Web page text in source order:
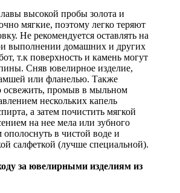
высокой пробы золота и
мягкие, поэтому легко теряют
Не рекомендуется оставлять на
выполнении домашних и других
т.к поверхность и камень могут
Сняв ювелирное изделие,
или фланелью. Также
освежить, промыв в мыльном
нескольких капель
а затем почистить мягкой
на нее мела или зубного
ополоснуть в чистой воде и
салфеткой (лучше специальной).
за ювелирными изделиям из